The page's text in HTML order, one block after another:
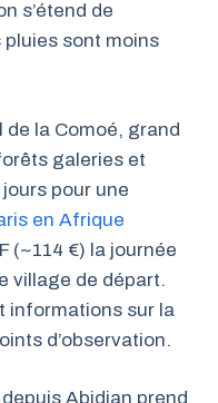
s’étend de
pluies sont moins
la Comoé, grand
galeries et
pour une
en Afrique
(~114 €) la journée
village de départ.
informations sur la
d’observation.
Abidjan prend